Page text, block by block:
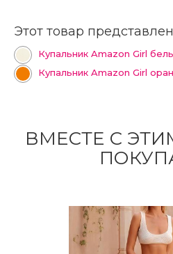
Этот товар
Купальник Amazon Girl
Купальник Amazon Girl
ВМЕСТЕ С